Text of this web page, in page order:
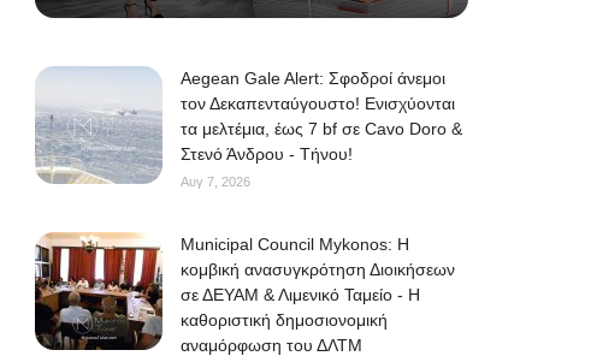
Aegean Gale Alert: Σφοδροί άνεμοι
τον Δεκαπενταύγουστο! Ενισχύονται
τα μελτέμια, έως 7 bf σε Cavo Doro &
Στενό Άνδρου - Τήνου!
Αυγ 7, 2026
Municipal Council Mykonos: Η
κομβική ανασυγκρότηση Διοικήσεων
σε ΔΕΥΑΜ & Λιμενικό Ταμείο - Η
καθοριστική δημοσιονομική
αναμόρφωση του ΔΛΤΜ